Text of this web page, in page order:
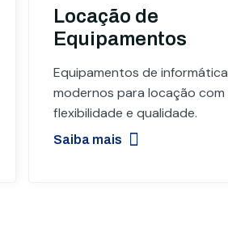
Locação de
Equipamentos
Equipamentos de informática
modernos para locação com
flexibilidade e qualidade.
Saiba mais